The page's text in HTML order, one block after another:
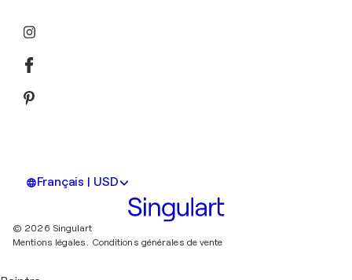
Français | USD
© 2026 Singulart
Mentions légales. Conditions générales de vente